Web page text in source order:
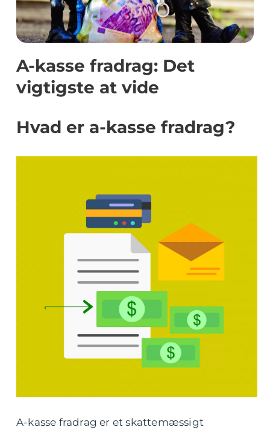
A-kasse fradrag: Det
vigtigste at vide
Hvad er a-kasse fradrag?
A-kasse fradrag er et skattemæssigt